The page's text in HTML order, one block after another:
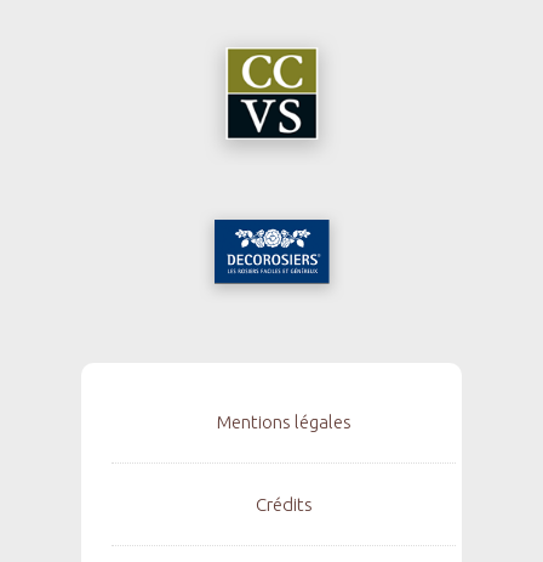
Mentions légales
Crédits